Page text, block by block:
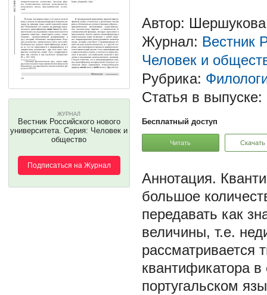
ЖУРНАЛ
Вестник Российского нового
университета. Серия: Человек и
общество
Подписаться на Журнал
Автор:
Журнал: Вестник
Человек и
Рубрика:
Статья в выпуске:
Бесплатный доступ
Читать Скачать
большое
передавать как
величины, т.е.
рассматривается
квантификатора в
португальском